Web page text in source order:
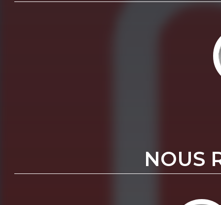
NOUS